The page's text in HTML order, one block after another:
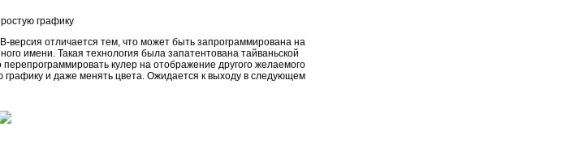
графику
версия отличается тем, что может быть запрограммирована на
имени. Такая технология была запатентована тайваньской
кулер на отображение другого желаемого
графику и даже менять цвета. Ожидается к выходу в следующем